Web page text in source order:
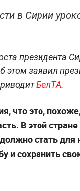
в Сирии
президента
этом заявил
БелТА.
что это,
В этой
стать
и сохранить